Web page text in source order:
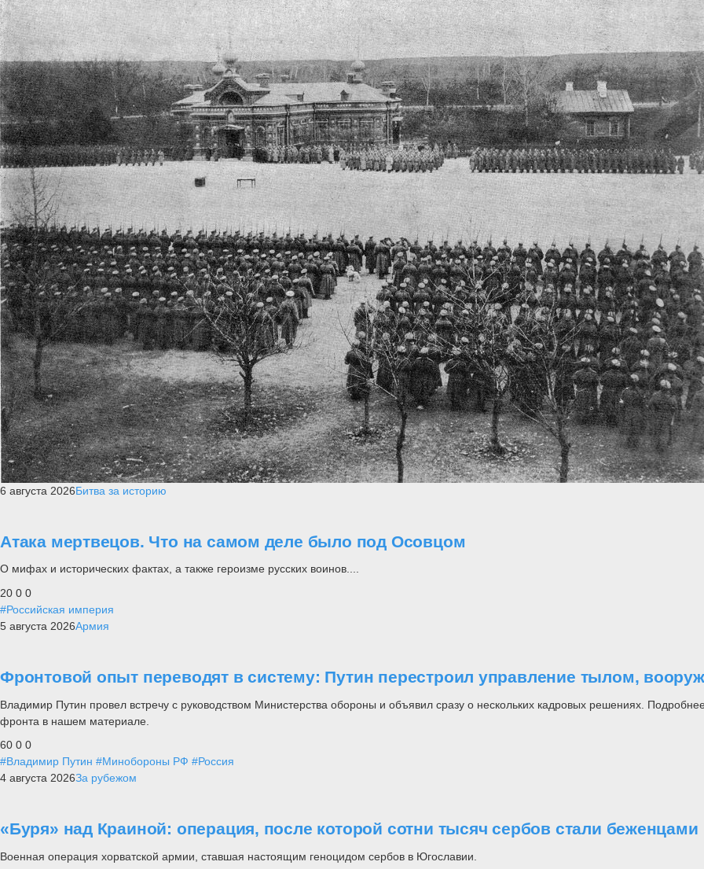
6 августа 2026Битва за историю
Атака мертвецов. Что на самом деле было под Осовцом
О мифах и исторических фактах, а также героизме русских воинов....
20 0 0
#Российская империя
5 августа 2026Армия
Фронтовой опыт переводят в систему: Путин перестроил управление тылом,
Владимир Путин провел встречу с руководством Министерства обороны и объявил сразу о нескольких кадровых решениях.
фронта в нашем материале.
60 0 0
#Владимир Путин #Минобороны РФ #Россия
4 августа 2026За рубежом
«Буря» над Краиной: операция, после которой сотни тысяч сербов стали беженцами
Военная операция хорватской армии, ставшая настоящим геноцидом сербов в Югославии.